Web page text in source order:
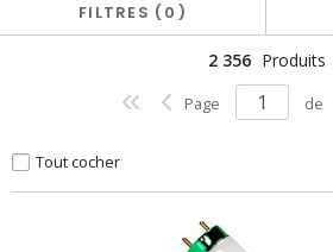
FILTRES 0
2 356 Produits
Page de
Tout cocher